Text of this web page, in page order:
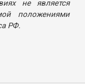
не является
положениями
РФ.